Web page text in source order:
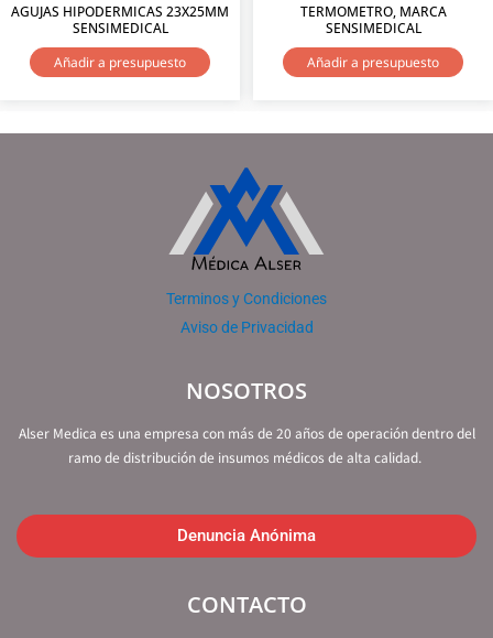
AGUJAS HIPODERMICAS 23X25MM
SENSIMEDICAL
Añadir a presupuesto
TERMOMETRO, MARCA
SENSIMEDICAL
Añadir a presupuesto
Terminos y Condiciones
Aviso de Privacidad
NOSOTROS
Alser Medica es una empresa con más de 20 años de operación dentro del
ramo de distribución de insumos médicos de alta calidad.
Denuncia Anónima
CONTACTO